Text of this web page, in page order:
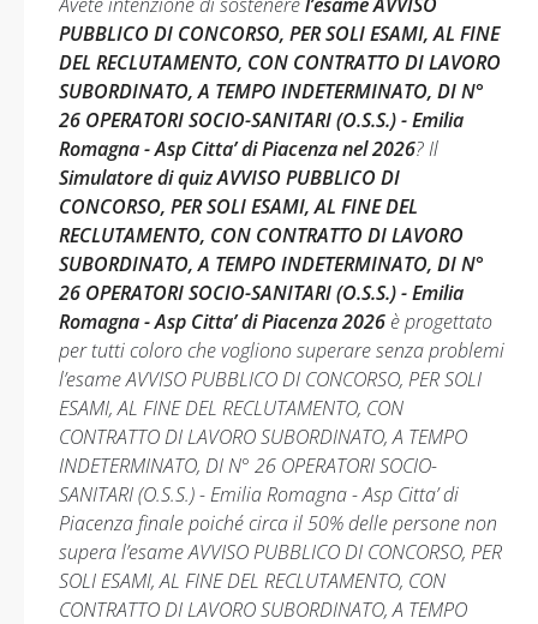
PUBBLICO DI CONCORSO, PER SOLI ESAMI, AL FINE
DEL RECLUTAMENTO, CON CONTRATTO DI LAVORO
SUBORDINATO, A TEMPO INDETERMINATO, DI N°
26 OPERATORI SOCIO-SANITARI (O.S.S.) - Emilia
Romagna - Asp Citta’ di Piacenza nel 2026? Il
Simulatore di quiz AVVISO PUBBLICO DI
CONCORSO, PER SOLI ESAMI, AL FINE DEL
RECLUTAMENTO, CON CONTRATTO DI LAVORO
SUBORDINATO, A TEMPO INDETERMINATO, DI N°
26 OPERATORI SOCIO-SANITARI (O.S.S.) - Emilia
Romagna - Asp Citta’ di Piacenza 2026 è progettato
per tutti coloro che vogliono superare senza problemi
l’esame AVVISO PUBBLICO DI CONCORSO, PER SOLI
ESAMI, AL FINE DEL RECLUTAMENTO, CON
CONTRATTO DI LAVORO SUBORDINATO, A TEMPO
INDETERMINATO, DI N° 26 OPERATORI SOCIO-
SANITARI (O.S.S.) - Emilia Romagna - Asp Citta’ di
Piacenza finale poiché circa il 50% delle persone non
supera l’esame AVVISO PUBBLICO DI CONCORSO, PER
SOLI ESAMI, AL FINE DEL RECLUTAMENTO, CON
CONTRATTO DI LAVORO SUBORDINATO, A TEMPO